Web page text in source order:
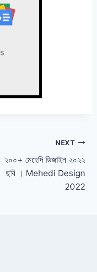
NEXT
২০০+ মেহেদি ডিজাইন ২০২২
ছবি । Mehedi Design
2022